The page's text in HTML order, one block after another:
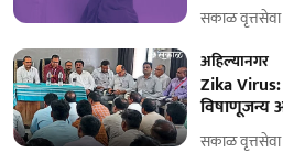
सकाळ वृत्तसेवा
अहिल्यानगर
Zika Virus:
विषाणूजन्य
सकाळ वृत्तसेवा